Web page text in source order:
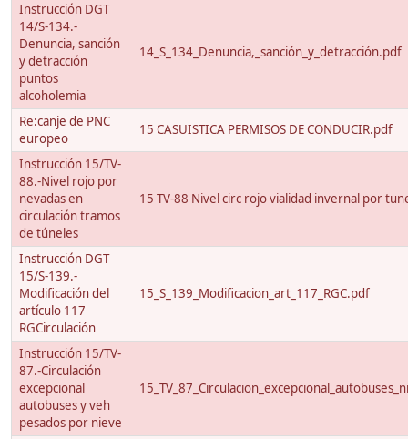
Instrucción DGT
14/S-134.-
Denuncia, sanción
y detracción
puntos
alcoholemia
14_S_134_Denuncia,_sanción_y_detracción.pdf
Re:canje de PNC
europeo
15 CASUISTICA PERMISOS DE CONDUCIR.pdf
Instrucción 15/TV-
88.-Nivel rojo por
nevadas en
circulación tramos
de túneles
15 TV-88 Nivel circ rojo vialidad invernal por
Instrucción DGT
15/S-139.-
Modificación del
artículo 117
RGCirculación
15_S_139_Modificacion_art_117_RGC.pdf
Instrucción 15/TV-
87.-Circulación
excepcional
autobuses y veh
pesados por nieve